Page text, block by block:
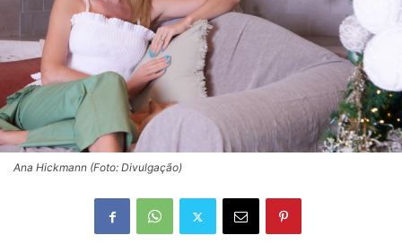
Ana Hickmann (Foto: Divulgação)